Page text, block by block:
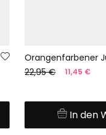
22,95 € 11,45 €
In den